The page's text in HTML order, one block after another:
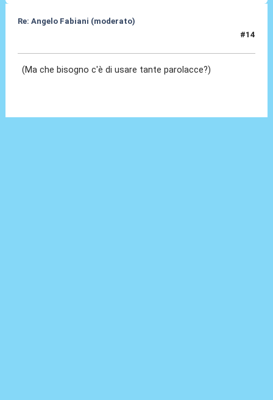
Re: Angelo Fabiani (moderato)
#14
(Ma che bisogno c'è di usare tante parolacce?)